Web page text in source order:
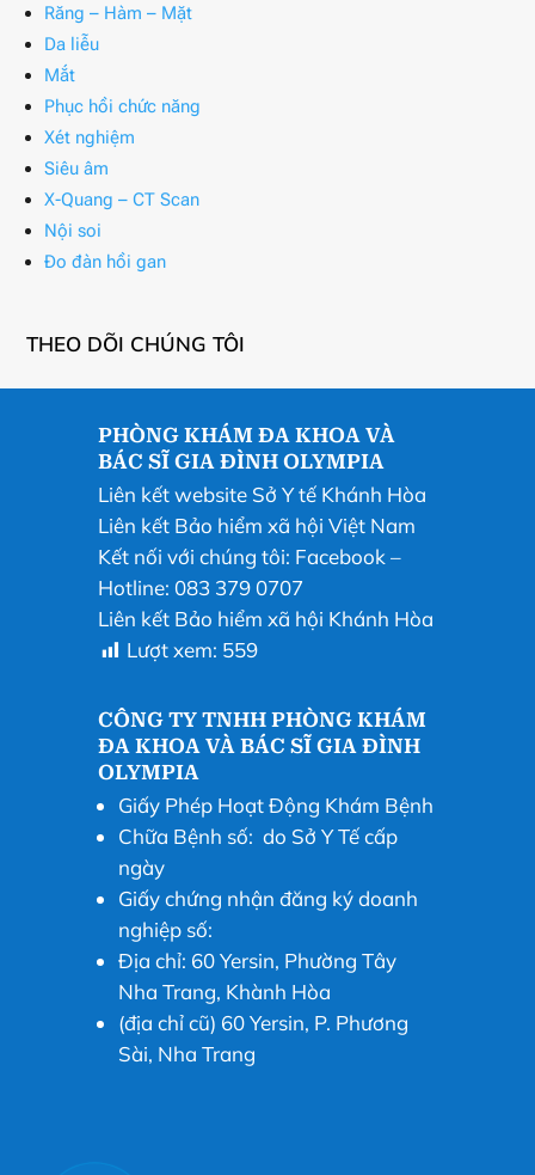
Răng – Hàm – Mặt
Da liễu
Mắt
Phục hồi chức năng
Xét nghiệm
Siêu âm
X-Quang – CT Scan
Nội soi
Đo đàn hồi gan
THEO DÕI CHÚNG TÔI
PHÒNG KHÁM ĐA KHOA VÀ
BÁC SĨ GIA ĐÌNH OLYMPIA
Liên kết website Sở Y tế Khánh Hòa
Liên kết Bảo hiểm xã hội Việt Nam
Kết nối với chúng tôi: Facebook –
Hotline: 083 379 0707
Liên kết Bảo hiểm xã hội Khánh Hòa
Lượt xem: 559
CÔNG TY TNHH PHÒNG KHÁM
ĐA KHOA VÀ BÁC SĨ GIA ĐÌNH
OLYMPIA
Giấy Phép Hoạt Động Khám Bệnh
Chữa Bệnh số: do Sở Y Tế cấp
ngày
Giấy chứng nhận đăng ký doanh
nghiệp số:
Địa chỉ: 60 Yersin, Phường Tây
Nha Trang, Khành Hòa
(địa chỉ cũ) 60 Yersin, P. Phương
Sài, Nha Trang